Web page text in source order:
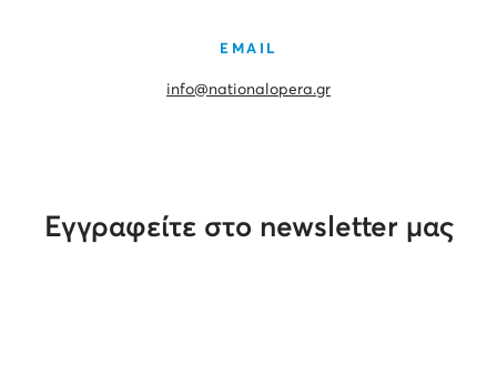
EMAIL
info@nationalopera.gr
Εγγραφείτε στο newsletter μας